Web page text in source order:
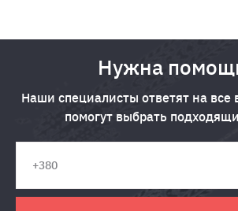
Нужна
Наши специалисты ответят на все
помогут выбрать